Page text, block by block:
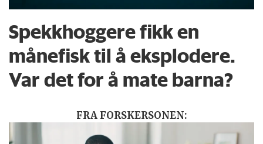
Spekkhoggere fikk en
månefisk til å eksplodere.
Var det for å mate barna?
FRA FORSKERSONEN: